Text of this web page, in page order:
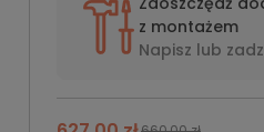
z montażem
Napisz lub